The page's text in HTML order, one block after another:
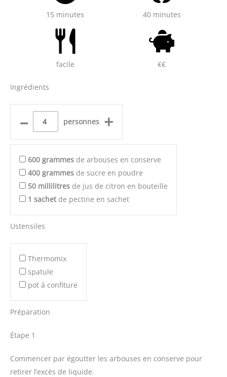
15 minutes 40 minutes
facile €€
Ingrédients
– personnes +
600 grammes de arbouses en conserve
400 grammes de sucre en poudre
50 millilitres de jus de citron en bouteille
1 sachet de pectine en sachet
Ustensiles
Thermomix
spatule
pot à confiture
Préparation
Étape 1
Commencer par égoutter les arbouses en conserve pour
retirer l’excès de liquide.